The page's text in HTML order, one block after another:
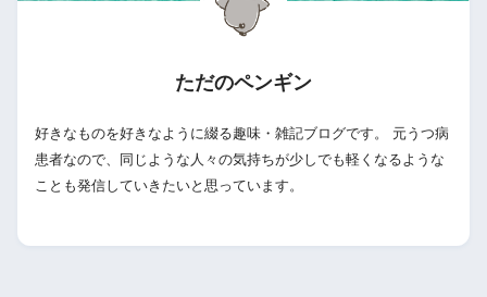
ただのペンギン
好きなものを好きなように綴る趣味・雑記ブログです。 元うつ病
患者なので、同じような人々の気持ちが少しでも軽くなるような
ことも発信していきたいと思っています。